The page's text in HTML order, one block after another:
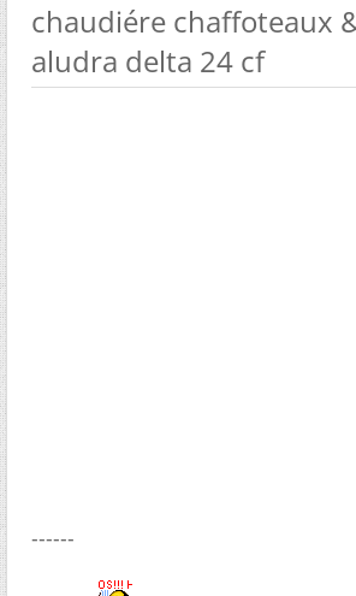
chaudiére chaffoteaux
aludra delta 24 cf
------